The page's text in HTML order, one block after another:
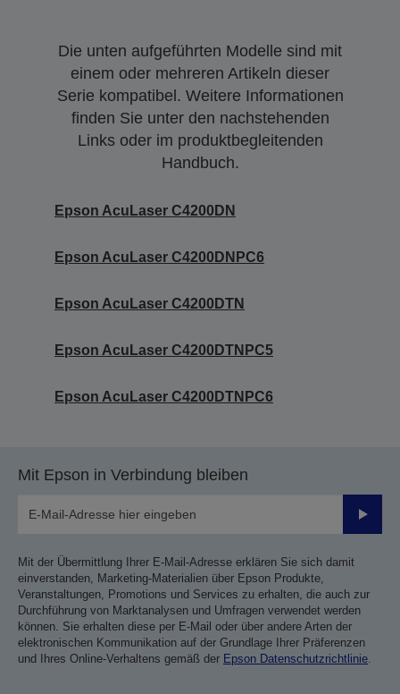
Die unten aufgeführten Modelle sind mit
einem oder mehreren Artikeln dieser
Serie kompatibel. Weitere Informationen
finden Sie unter den nachstehenden
Links oder im produktbegleitenden
Handbuch.
Epson AcuLaser C4200DN
Epson AcuLaser C4200DNPC6
Epson AcuLaser C4200DTN
Epson AcuLaser C4200DTNPC5
Epson AcuLaser C4200DTNPC6
Mit Epson in Verbindung bleiben
Mit der Übermittlung Ihrer E-Mail-Adresse erklären Sie sich damit
einverstanden, Marketing-Materialien über Epson Produkte,
Veranstaltungen, Promotions und Services zu erhalten, die auch zur
Durchführung von Marktanalysen und Umfragen verwendet werden
können. Sie erhalten diese per E-Mail oder über andere Arten der
elektronischen Kommunikation auf der Grundlage Ihrer Präferenzen
und Ihres Online-Verhaltens gemäß der Epson Datenschutzrichtlinie.